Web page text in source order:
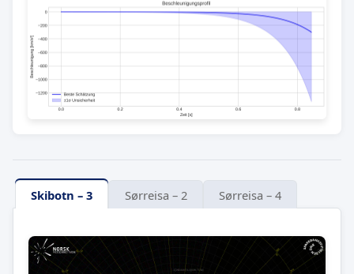
Skibotn – 3 Sørreisa – 2 Sørreisa – 4